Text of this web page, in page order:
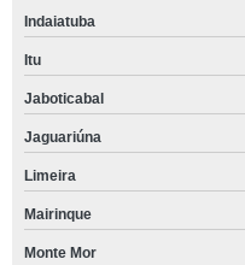
Indaiatuba
Itu
Jaboticabal
Jaguariúna
Limeira
Mairinque
Monte Mor